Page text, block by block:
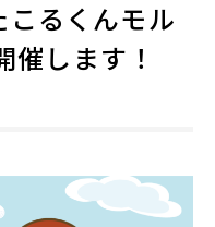
るくんモル
催します！